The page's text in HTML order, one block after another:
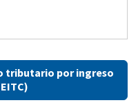
tributario por ingreso